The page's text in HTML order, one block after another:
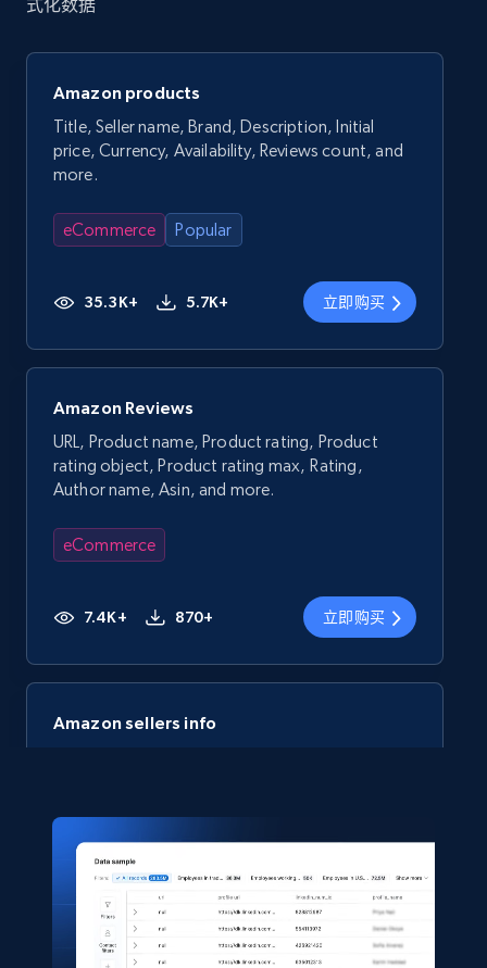
式化数据
Amazon products
Title, Seller name, Brand, Description, Initial
price, Currency, Availability, Reviews count, and
more.
eCommerce Popular
35.3K+ 5.7K+ 立即购买
Amazon Reviews
URL, Product name, Product rating, Product
rating object, Product rating max, Rating,
Author name, Asin, and more.
eCommerce
7.4K+ 870+ 立即购买
Amazon sellers info
2.5K+ 立即购买